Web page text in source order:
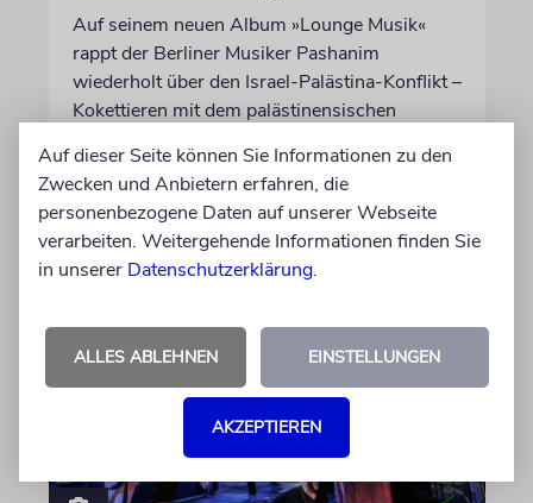
Auf seinem neuen Album »Lounge Musik«
rappt der Berliner Musiker Pashanim
wiederholt über den Israel-Palästina-Konflikt –
Kokettieren mit dem palästinensischen
von Lennart Wilsch
07.08.2026
Auf dieser Seite können Sie Informationen zu den
Zwecken und Anbietern erfahren, die
personenbezogene Daten auf unserer Webseite
verarbeiten. Weitergehende Informationen finden Sie
in unserer Datenschutzerklärung.
ALLES ABLEHNEN EINSTELLUNGEN
AKZEPTIEREN